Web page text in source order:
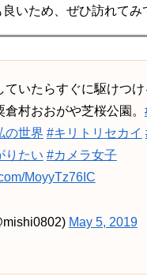
いため、ぜひ訪れてみ
ていたらすぐに駆けつけ
倉村おおがや芝桜公園。
の世界 #キリトリセカイ
りたい #カメラ女子
MoyyTz76IC
May 5, 2019